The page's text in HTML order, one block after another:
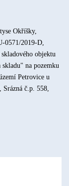
Okříšky,
0571/2019-D,
objektu
na pozemku
Petrovice u
č.p. 558,